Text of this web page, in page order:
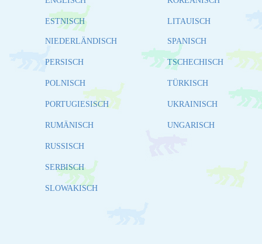
ESTNISCH LITAUISCH
NIEDERLÄNDISCH
PERSISCH
POLNISCH
PORTUGIESISCH
RUMÄNISCH
RUSSISCH
SERBISCH
SLOWAKISCH
SPANISCH
TSCHECHISCH
TÜRKISCH
UKRAINISCH
UNGARISCH